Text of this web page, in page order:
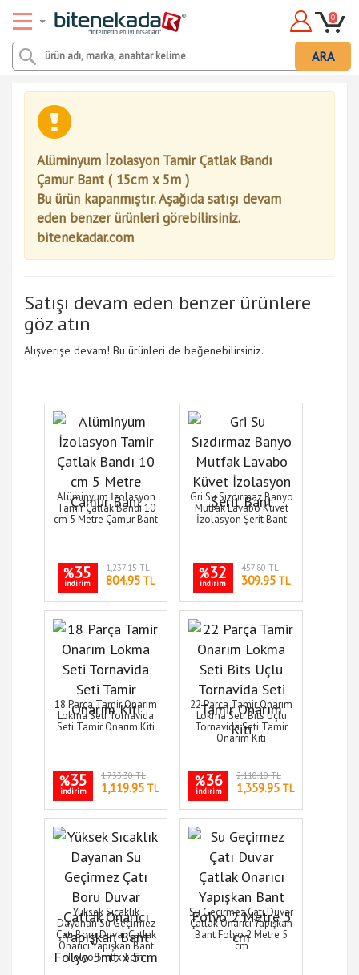
ARA
0
Alüminyum İzolasyon Tamir Çatlak Bandı
Çamur Bant ( 15cm x 5m )
Bu ürün kapanmıştır. Aşağıda satışı devam
eden benzer ürünleri görebilirsiniz.
bitenekadar.com
Satışı devam eden benzer ürünlere
göz atın
Alışverişe devam! Bu ürünleri de beğenebilirsiniz.
Alüminyum İzolasyon
Tamir Çatlak Bandı 10
cm 5 Metre Çamur Bant
%35
indirim
1,237.15 TL
804.95TL
Gri Su Sızdırmaz Banyo
Mutfak Lavabo Küvet
İzolasyon Şerit Bant
%32
indirim
457.80 TL
309.95TL
18 Parça Tamir Onarım
Lokma Seti Tornavida
Seti Tamir Onarım Kiti
%35
indirim
1,733.30 TL
1,119.95 TL
22 Parça Tamir Onarım
Lokma Seti Bits Uçlu
Tornavida Seti Tamir
Onarım Kiti
%36
indirim
2,110.10 TL
1,359.95 TL
Yüksek Sıcaklık
Dayanan Su Geçirmez
Çatı Boru Duvar Çatlak
Onarıcı Yapışkan Bant
Folyo 5mt x 5cm
Su Geçirmez Çatı Duvar
Çatlak Onarıcı Yapışkan
Bant Folyo 2 Metre 5
cm